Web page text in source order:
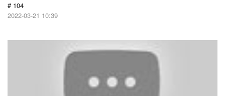
# 104
2022-03-21 10:39